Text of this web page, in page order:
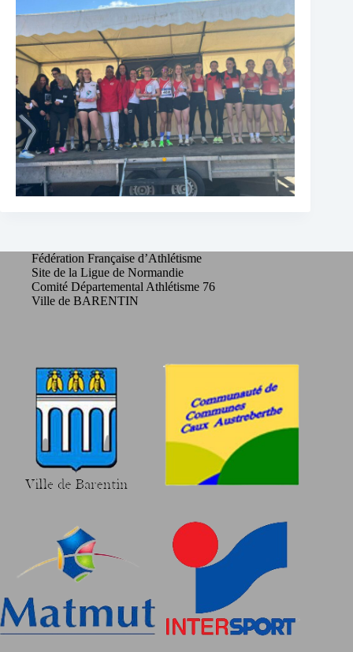
Fédération Française d’Athlétisme
Site de la Ligue de Normandie
Comité Départemental Athlétisme 76
Ville de BARENTIN